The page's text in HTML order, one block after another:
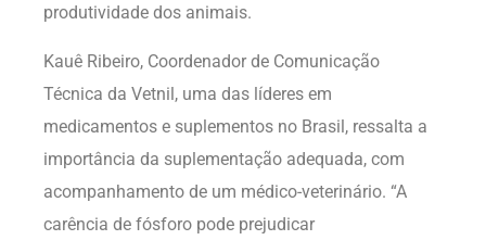
produtividade dos animais.
Kauê Ribeiro, Coordenador de Comunicação
Técnica da Vetnil, uma das líderes em
medicamentos e suplementos no Brasil, ressalta a
importância da suplementação adequada, com
acompanhamento de um médico-veterinário. “A
carência de fósforo pode prejudicar